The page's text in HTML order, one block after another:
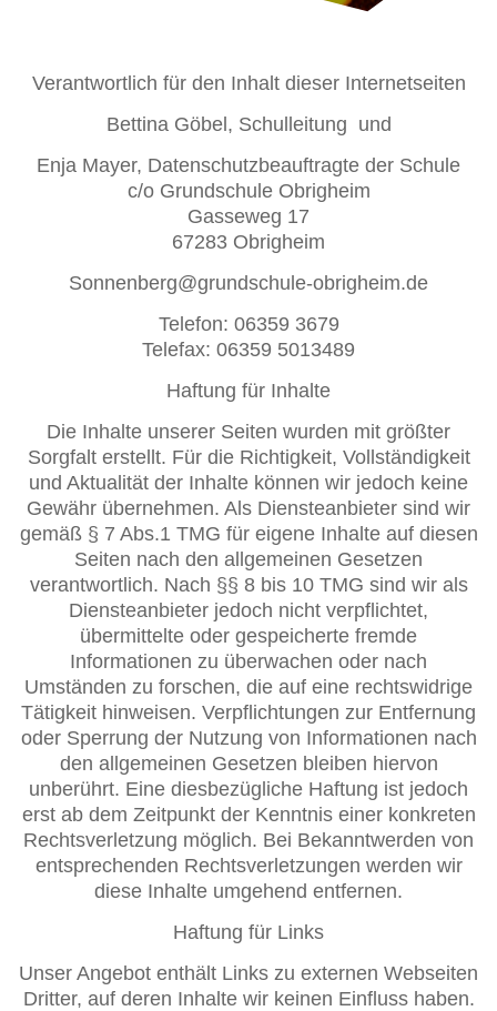
Verantwortlich für den Inhalt dieser Internetseiten
Bettina Göbel, Schulleitung und
Enja Mayer, Datenschutzbeauftragte der Schule
c/o Grundschule Obrigheim
Gasseweg 17
67283 Obrigheim
Sonnenberg@grundschule-obrigheim.de
Telefon: 06359 3679
Telefax: 06359 5013489
Haftung für Inhalte
Die Inhalte unserer Seiten wurden mit größter
Sorgfalt erstellt. Für die Richtigkeit, Vollständigkeit
und Aktualität der Inhalte können wir jedoch keine
Gewähr übernehmen. Als Diensteanbieter sind wir
gemäß § 7 Abs.1 TMG für eigene Inhalte auf diesen
Seiten nach den allgemeinen Gesetzen
verantwortlich. Nach §§ 8 bis 10 TMG sind wir als
Diensteanbieter jedoch nicht verpflichtet,
übermittelte oder gespeicherte fremde
Informationen zu überwachen oder nach
Umständen zu forschen, die auf eine rechtswidrige
Tätigkeit hinweisen. Verpflichtungen zur Entfernung
oder Sperrung der Nutzung von Informationen nach
den allgemeinen Gesetzen bleiben hiervon
unberührt. Eine diesbezügliche Haftung ist jedoch
erst ab dem Zeitpunkt der Kenntnis einer konkreten
Rechtsverletzung möglich. Bei Bekanntwerden von
entsprechenden Rechtsverletzungen werden wir
diese Inhalte umgehend entfernen.
Haftung für Links
Unser Angebot enthält Links zu externen Webseiten
Dritter, auf deren Inhalte wir keinen Einfluss haben.